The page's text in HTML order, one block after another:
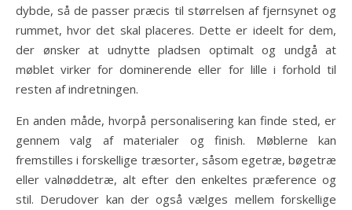
dybde, så de passer præcis til størrelsen af fjernsynet og
rummet, hvor det skal placeres. Dette er ideelt for dem,
der ønsker at udnytte pladsen optimalt og undgå at
møblet virker for dominerende eller for lille i forhold til
resten af indretningen.
En anden måde, hvorpå personalisering kan finde sted, er
gennem valg af materialer og finish. Møblerne kan
fremstilles i forskellige træsorter, såsom egetræ, bøgetræ
eller valnøddetræ, alt efter den enkeltes præference og
stil. Derudover kan der også vælges mellem forskellige